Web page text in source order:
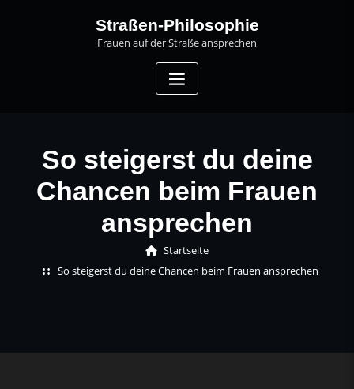
Straßen-Philosophie
Frauen auf der Straße ansprechen
So steigerst du deine
Chancen beim Frauen
ansprechen
Startseite
So steigerst du deine Chancen beim Frauen ansprechen